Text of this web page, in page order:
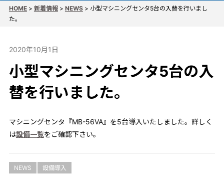
HOME> 新着情報> NEWS> 小型マシニングセンタ5台の入替を行いまし
た。
2020年10月1日
小型マシニングセンタ5台の入
替を行いました。
マシニングセンタ『MB-56VA』を5台導入いたしました。詳しく
は設備一覧をご確認下さい。
NEWS 設備導入